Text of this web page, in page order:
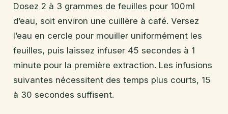
Dosez 2 à 3 grammes de feuilles pour 100ml
d’eau, soit environ une cuillère à café. Versez
l’eau en cercle pour mouiller uniformément les
feuilles, puis laissez infuser 45 secondes à 1
minute pour la première extraction. Les infusions
suivantes nécessitent des temps plus courts, 15
à 30 secondes suffisent.